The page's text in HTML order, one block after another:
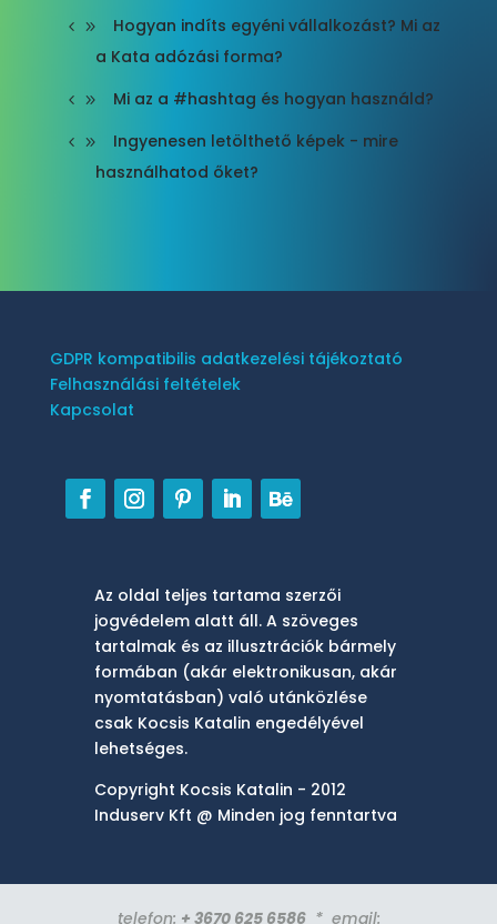
Hogyan indíts egyéni vállalkozást? Mi az
a Kata adózási forma?
Mi az a #hashtag és hogyan használd?
Ingyenesen letölthető képek - mire
használhatod őket?
GDPR kompatibilis adatkezelési tájékoztató
Felhasználási feltételek
Kapcsolat
Az oldal teljes tartama szerzői
jogvédelem alatt áll. A szöveges
tartalmak és az illusztrációk bármely
formában (akár elektronikusan, akár
nyomtatásban) való utánközlése
csak Kocsis Katalin engedélyével
lehetséges.
Copyright Kocsis Katalin - 2012
Induserv Kft @ Minden jog fenntartva
telefon: + 3670 625 6586* email: